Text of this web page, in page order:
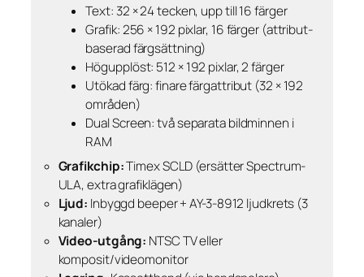
Text: 32 × 24 tecken, upp till 16 färger
Grafik: 256 × 192 pixlar, 16 färger (attribut-
baserad färgsättning)
Högupplöst: 512 × 192 pixlar, 2 färger
Utökad färg: finare färgattribut (32 × 192
områden)
Dual Screen: två separata bildminnen i
RAM
Grafikchip:Timex SCLD (ersätter Spectrum-
ULA, extra grafiklägen)
Ljud: Inbyggd beeper + AY-3-8912 ljudkrets (3
kanaler)
Video-utgång: NTSC TV eller
komposit/videomonitor